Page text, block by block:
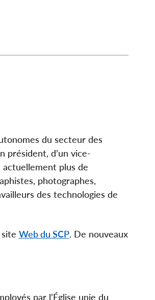
du secteur des
président, d’un vice­-
plus de
photographes,
des technologies de
Web du SCP. De nouveaux
par l’Église unie du